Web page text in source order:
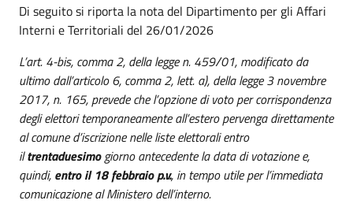
Di seguito si riporta la nota del Dipartimento per gli Affari
Interni e Territoriali del 26/01/2026
L’art. 4-bis, comma 2, della legge n. 459/01, modificato da
ultimo dall’articolo 6, comma 2, lett. a), della legge 3 novembre
2017, n. 165, prevede che l’opzione di voto per corrispondenza
degli elettori temporaneamente all’estero pervenga direttamente
al comune d’iscrizione nelle liste elettorali entro
iltrentaduesimogiorno antecedente la data di votazione e,
quindi, entro il 18 febbraio p.v., in tempo utile per l’immediata
comunicazione al Ministero dell’interno.